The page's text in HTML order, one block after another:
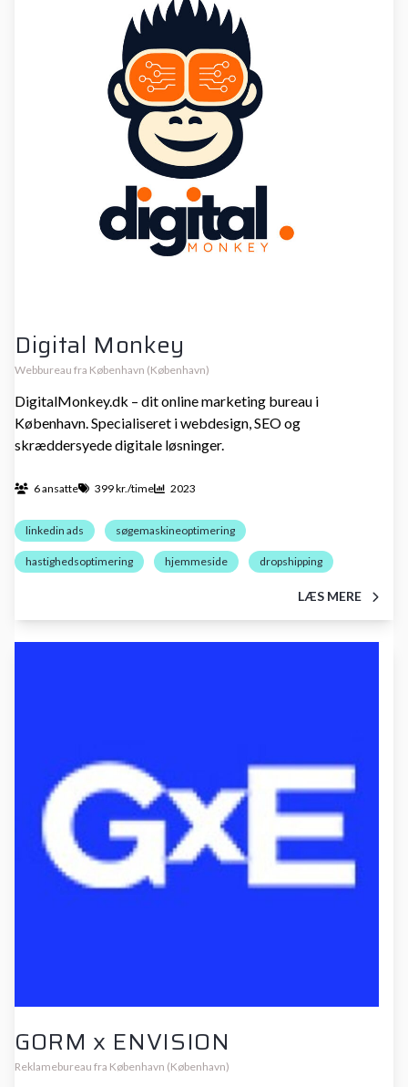
Digital Monkey
Webbureau fra København (København)
DigitalMonkey.dk – dit online marketing bureau i
København. Specialiseret i webdesign, SEO og
skræddersyede digitale løsninger.
6 ansatte 399 kr./time 2023
linkedin ads søgemaskineoptimering
hastighedsoptimering hjemmeside dropshipping
LÆS MERE
GORM x ENVISION
Reklamebureau fra København (København)